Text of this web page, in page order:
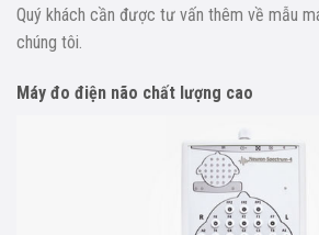
Quý khách cần được tư vấn thêm về mẫu
chúng tôi.
Máy đo điện não chất lượng cao